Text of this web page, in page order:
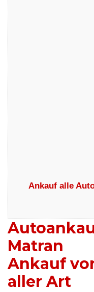
Ankauf alle
Matran
Ankauf
aller Art